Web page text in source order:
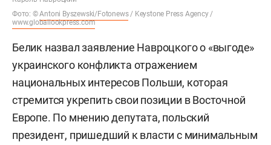
Фото: ©Antoni Byszewski/Fotonews/ Keystone Press Agency /
www.globallookpress.com
Белик назвал заявление Навроцкого о «выгоде»
украинского конфликта отражением
национальных интересов Польши, которая
стремится укрепить свои позиции в Восточной
Европе. По мнению депутата, польский
президент, пришедший к власти с минимальным